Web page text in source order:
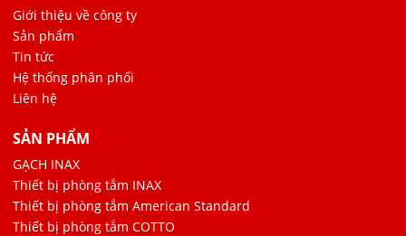
Giới thiệu về công ty
Sản phẩm
Tin tức
Hệ thống phân phối
Liên hệ
SẢN PHẨM
GẠCH INAX
Thiết bị phòng tắm INAX
Thiết bị phòng tắm American Standard
Thiết bị phòng tắm COTTO